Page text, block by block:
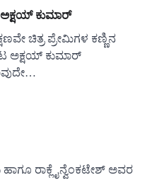
ಕುಮಾರ್
ಚಿತ್ರ ಪ್ರೇಮಿಗಳ ಕಣ್ಣಿನ
ಅಕ್ಷಯ್ ಕುಮಾರ್
ಹಾಗೂ ರಾಕ್ಲೈನ್ವೆಂಕಟೇಶ್ ಅವರ